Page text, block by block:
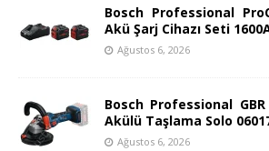
Bosch Professional
Akü Şarj Cihazı Seti
Ağustos 6, 2026
Bosch Professional
Akülü Taşlama Solo
Ağustos 6, 2026